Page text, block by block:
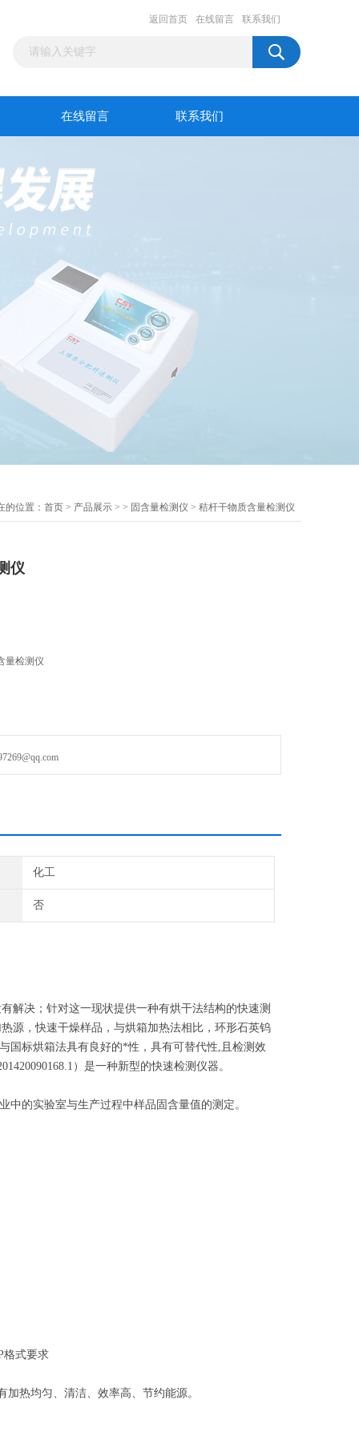
返回首页 在线留言 联系我们
在线留言 联系我们
的位置： 首页 > 产品展示 > > 固含量检测仪 > 秸杆干物质含量检测仪
仪
量检测仪
化工
否
解决；针对这一现状提供一种有烘干法结构的快速测
源，快速干燥样品，与烘箱加热法相比，环形石英钨
国标烘箱法具有良好的*性，具有可替代性,且检测效
）是一种新型的快速检测仪器。
中的实验室与生产过程中样品固含量值的测定。
格式要求
热均匀、清洁、效率高、节约能源。